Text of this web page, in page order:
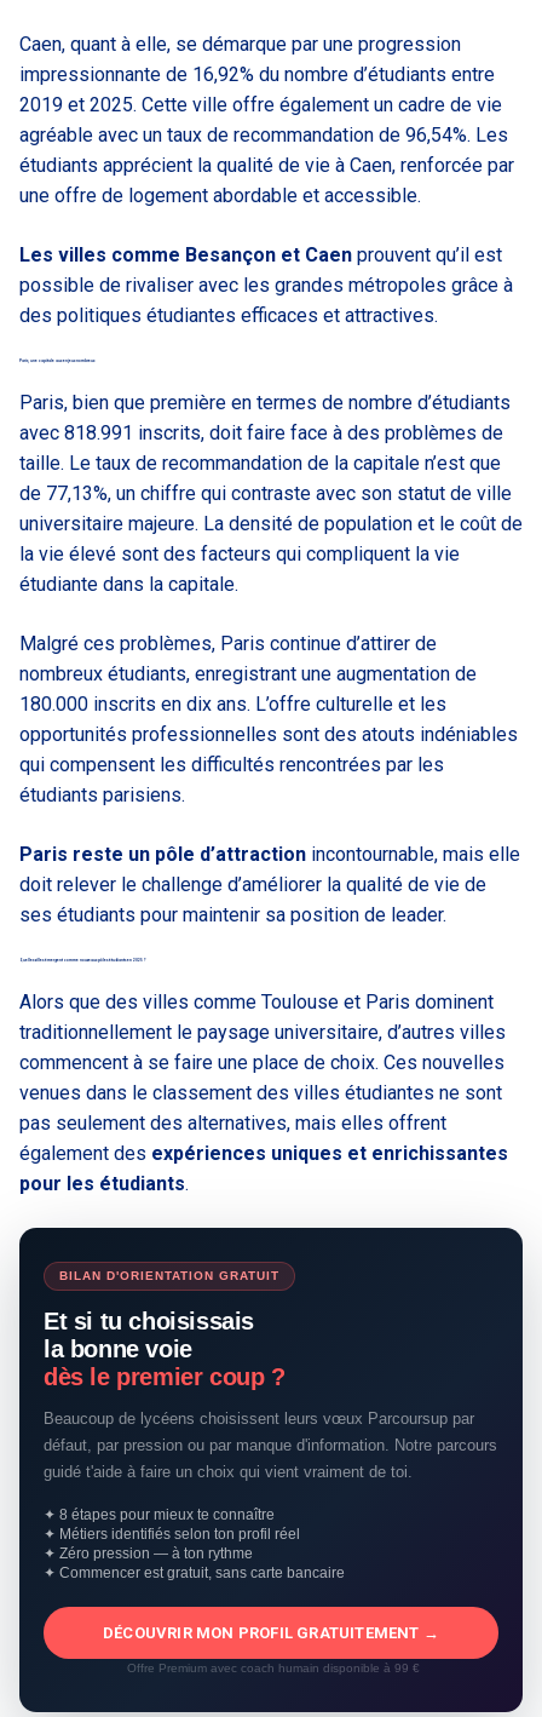
Caen, quant à elle, se démarque par une progression
impressionnante de 16,92% du nombre d’étudiants entre
2019 et 2025. Cette ville offre également un cadre de vie
agréable avec un taux de recommandation de 96,54%. Les
étudiants apprécient la qualité de vie à Caen, renforcée par
une offre de logement abordable et accessible.
Les villes comme Besançon et Caen prouvent qu’il est
possible de rivaliser avec les grandes métropoles grâce à
des politiques étudiantes efficaces et attractives.
Paris, une capitale aux enjeux nombreux
Paris, bien que première en termes de nombre d’étudiants
avec 818.991 inscrits, doit faire face à des problèmes de
taille. Le taux de recommandation de la capitale n’est que
de 77,13%, un chiffre qui contraste avec son statut de ville
universitaire majeure. La densité de population et le coût de
la vie élevé sont des facteurs qui compliquent la vie
étudiante dans la capitale.
Malgré ces problèmes, Paris continue d’attirer de
nombreux étudiants, enregistrant une augmentation de
180.000 inscrits en dix ans. L’offre culturelle et les
opportunités professionnelles sont des atouts indéniables
qui compensent les difficultés rencontrées par les
étudiants parisiens.
Paris reste un pôle d’attraction incontournable, mais elle
doit relever le challenge d’améliorer la qualité de vie de
ses étudiants pour maintenir sa position de leader.
Quelles villes émergent comme nouveaux pôles étudiants en 2025 ?
Alors que des villes comme Toulouse et Paris dominent
traditionnellement le paysage universitaire, d’autres villes
commencent à se faire une place de choix. Ces nouvelles
venues dans le classement des villes étudiantes ne sont
pas seulement des alternatives, mais elles offrent
également des expériences uniques et enrichissantes
pour les étudiants.
BILAN D'ORIENTATION GRATUIT
Et si tu choisissais
la bonne voie
dès le premier coup ?
Beaucoup de lycéens choisissent leurs vœux Parcoursup par
défaut, par pression ou par manque d'information. Notre parcours
guidé t'aide à faire un choix qui vient vraiment de toi.
✦ 8 étapes pour mieux te connaître
✦ Métiers identifiés selon ton profil réel
✦ Zéro pression — à ton rythme
✦ Commencer est gratuit, sans carte bancaire
DÉCOUVRIR MON PROFIL GRATUITEMENT →
Offre Premium avec coach humain disponible à 99 €